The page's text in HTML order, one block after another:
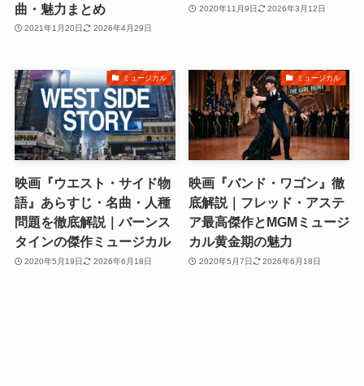
曲・魅力まとめ
2021年1月20日 2026年4月29日
2020年11月9日 2026年3月12日
ミュージカル
映画『ウエスト・サイド物
語』あらすじ・名曲・人種
問題を徹底解説｜バーンス
タインの傑作ミュージカル
2020年5月19日 2026年6月18日
ミュージカル
映画『バンド・ワゴン』徹
底解説｜フレッド・アステ
ア最高傑作とMGMミュージ
カル黄金期の魅力
2020年5月7日 2026年6月18日